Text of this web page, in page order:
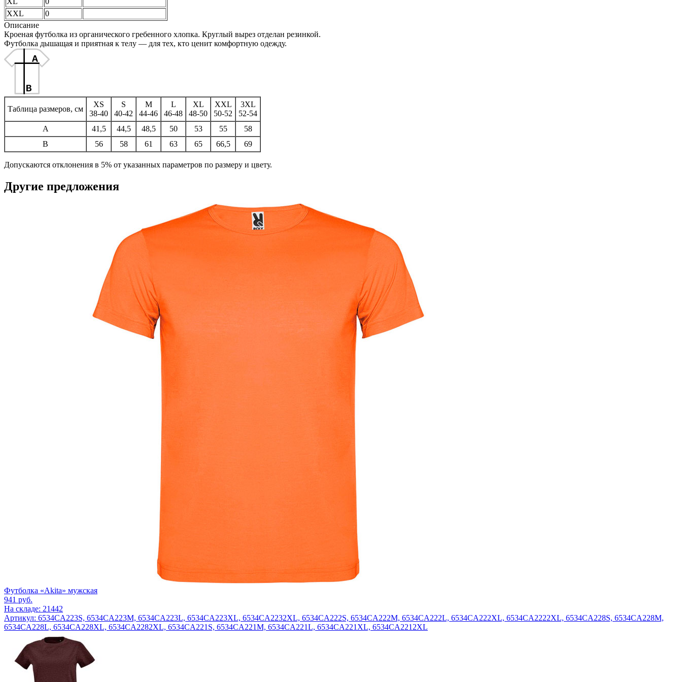
XXL
0
Описание
Кроеная футболка из органического гребенного хлопка. Круглый вырез отделан резинкой.
Футболка дышащая и приятная к телу — для тех, кто ценит комфортную одежду.
Таблица размеров, см
XS
38-40
S
40-42
M
44-46
L
46-48
XL
48-50
XXL
50-52
3XL
52-54
A
41,5 44,5 48,5 50 53 55
58
B
56 58 61 63 65 66,5 69
Допускаются отклонения в 5% от указанных параметров по размеру и цвету.
Другие предложения
Футболка «Akita» мужская
941 руб.
На складе: 21442
Артикул: 6534CA223S, 6534CA223M, 6534CA223L, 6534CA223XL, 6534CA2232XL, 6534CA222S, 6534CA222M, 6534CA222L, 6534CA222XL, 6534CA2222XL, 6534CA228S, 6534CA228M,
6534CA228L, 6534CA228XL, 6534CA2282XL, 6534CA221S, 6534CA221M, 6534CA221L, 6534CA221XL, 6534CA2212XL